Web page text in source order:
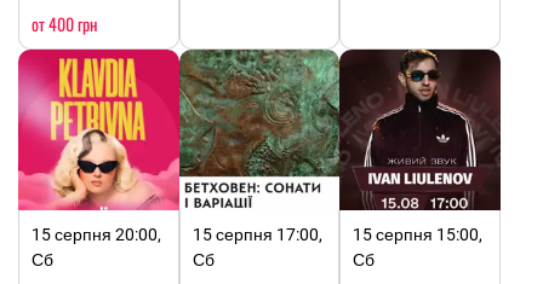
от 400 грн
15 серпня 20:00,
Сб
15 серпня 17:00,
Сб
15 серпня 15:00,
Сб